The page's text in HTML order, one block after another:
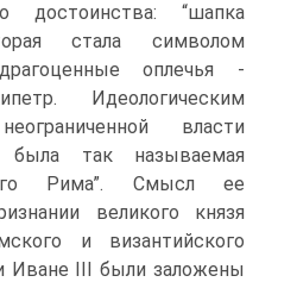
достоинства: “шапка
стала символом
оплечья -
Идеологическим
власти
была так называемая
Рима”. Смысл ее
великого князя
и византийского
Иване III были заложены